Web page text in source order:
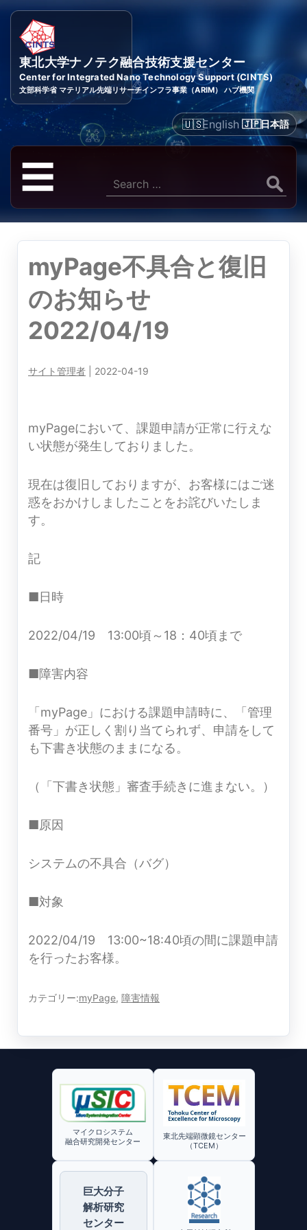
東北大学ナノテク融合技術支援センター
Center for Integrated Nano Technology Support (CINTS)
文部科学省 マテリアル先端リサーチインフラ事業（ARIM） ハブ機関
English 日本語
☰
ー
Search
for:
myPage不具合と復旧
のお知らせ
2022/04/19
サイト管理者 2022-04-19
myPageにおいて、課題申請が正常に行えな
い状態が発生しておりました。
現在は復旧しておりますが、お客様にはご迷
惑をおかけしましたことをお詫びいたしま
す。
記
■日時
2022/04/19 13:00頃～18：40頃まで
■障害内容
「myPage」における課題申請時に、「管理
番号」が正しく割り当てられず、申請をして
も下書き状態のままになる。
（「下書き状態」審査手続きに進まない。）
■原因
システムの不具合（バグ）
■対象
2022/04/19 13:00~18:40頃の間に課題申請
を行ったお客様。
カテゴリー:myPage, 障害情報
マイクロシステム
融合研究開発センター
東北先端顕微鏡センター
（TCEM）
巨大分子
解析研究
センター